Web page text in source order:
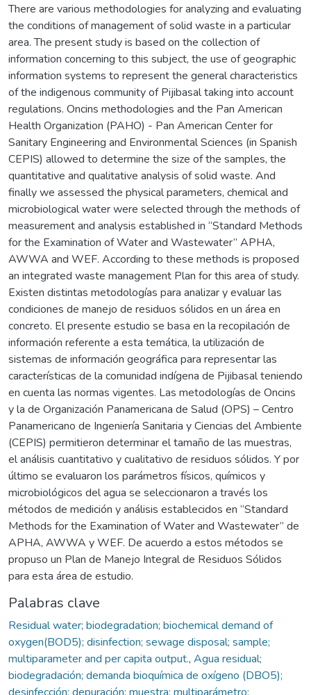
There are various methodologies for analyzing and evaluating
the conditions of management of solid waste in a particular
area. The present study is based on the collection of
information concerning to this subject, the use of geographic
information systems to represent the general characteristics
of the indigenous community of Pijibasal taking into account
regulations. Oncins methodologies and the Pan American
Health Organization (PAHO) - Pan American Center for
Sanitary Engineering and Environmental Sciences (in Spanish
CEPIS) allowed to determine the size of the samples, the
quantitative and qualitative analysis of solid waste. And
finally we assessed the physical parameters, chemical and
microbiological water were selected through the methods of
measurement and analysis established in “Standard Methods
for the Examination of Water and Wastewater” APHA,
AWWA and WEF. According to these methods is proposed
an integrated waste management Plan for this area of study.
Existen distintas metodologías para analizar y evaluar las
condiciones de manejo de residuos sólidos en un área en
concreto. El presente estudio se basa en la recopilación de
información referente a esta temática, la utilización de
sistemas de información geográfica para representar las
características de la comunidad indígena de Pijibasal teniendo
en cuenta las normas vigentes. Las metodologías de Oncins
y la de Organización Panamericana de Salud (OPS) – Centro
Panamericano de Ingeniería Sanitaria y Ciencias del Ambiente
(CEPIS) permitieron determinar el tamaño de las muestras,
el análisis cuantitativo y cualitativo de residuos sólidos. Y por
último se evaluaron los parámetros físicos, químicos y
microbiológicos del agua se seleccionaron a través los
métodos de medición y análisis establecidos en “Standard
Methods for the Examination of Water and Wastewater” de
APHA, AWWA y WEF. De acuerdo a estos métodos se
propuso un Plan de Manejo Integral de Residuos Sólidos
para esta área de estudio.
Palabras clave
Residual water; biodegradation; biochemical demand of
oxygen(BOD5); disinfection; sewage disposal; sample;
multiparameter and per capita output., Agua residual;
biodegradación; demanda bioquímica de oxígeno (DBO5);